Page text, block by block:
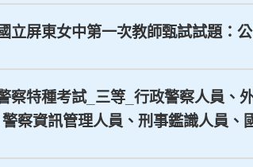
立屏東女中第一次教師甄試試題：
察特種考試_三等_行政警察人員、
察資訊管理人員、刑事鑑識人員